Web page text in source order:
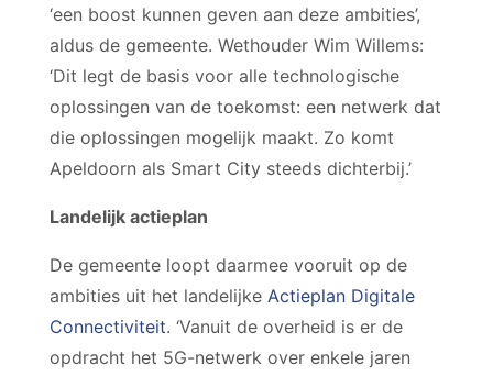
‘een boost kunnen geven aan deze ambities’,
aldus de gemeente. Wethouder Wim Willems:
‘Dit legt de basis voor alle technologische
oplossingen van de toekomst: een netwerk dat
die oplossingen mogelijk maakt. Zo komt
Apeldoorn als Smart City steeds dichterbij.’
Landelijk actieplan
De gemeente loopt daarmee vooruit op de
ambities uit het landelijke Actieplan Digitale
Connectiviteit. ‘Vanuit de overheid is er de
opdracht het 5G-netwerk over enkele jaren